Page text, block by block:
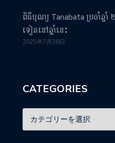
ពិធីបុណ្យ Tanabata ប្រចាំឆ្នាំ
ទៀតនៅឆ្នាំនេះ
2025年7月28日
CATEGORIES